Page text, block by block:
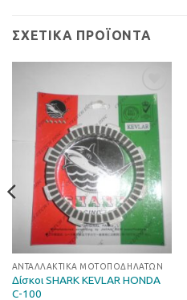
ΣΧΕΤΙΚΆ ΠΡΟΪΌΝΤΑ
Προσθήκη
στη Λίστα
Επιθυμιών
ΑΝΤΑΛΛΑΚΤΙΚΆ ΜΟΤΟΠΟΔΗΛΆΤΩΝ
Δίσκοι SHARK KEVLAR HONDA
C-100